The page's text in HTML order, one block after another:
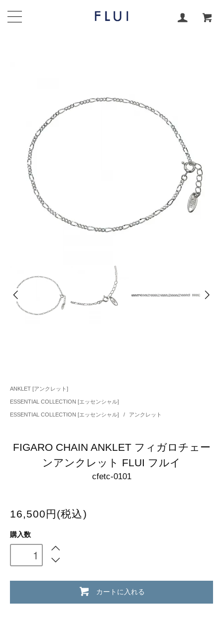
ANKLET [アンクレット]
ESSENTIAL COLLECTION [エッセンシャル]
ESSENTIAL COLLECTION [エッセンシャル] / アンクレット
FIGARO CHAIN ANKLET フィガロチェー
ンアンクレット FLUI フルイ
cfetc-0101
16,500円(税込)
購入数
カートに入れる